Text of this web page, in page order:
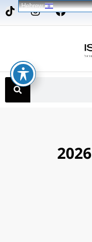
Hebrew